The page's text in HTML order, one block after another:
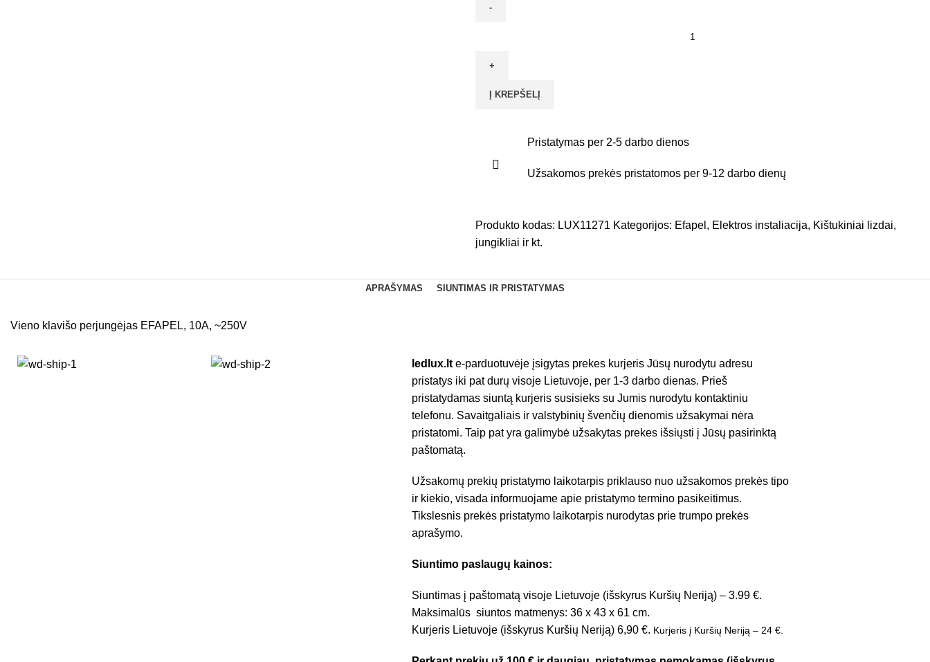
Į KREPŠELĮ
Pristatymas per 2-5 darbo dienos
Užsakomos prekės pristatomos per 9-12 darbo dienų
Produkto kodas: LUX11271 Kategorijos: Efapel , Elektros instaliacija, Kištukiniai lizdai,
jungikliai ir kt.
APRAŠYMAS SIUNTIMAS IR PRISTATYMAS
Vieno klavišo perjungėjas EFAPEL, 10A, ~250V
ledlux.lt e-parduotuvėje įsigytas prekes kurjeris Jūsų nurodytu adresu
pristatys iki pat durų visoje Lietuvoje, per 1-3 darbo dienas. Prieš
pristatydamas siuntą kurjeris susisieks su Jumis nurodytu kontaktiniu
telefonu. Savaitgaliais ir valstybinių švenčių dienomis užsakymai nėra
pristatomi. Taip pat yra galimybė užsakytas prekes išsiųsti į Jūsų pasirinktą
paštomatą.
Užsakomų prekių pristatymo laikotarpis priklauso nuo užsakomos prekės tipo
ir kiekio, visada informuojame apie pristatymo termino pasikeitimus.
Tikslesnis prekės pristatymo laikotarpis nurodytas prie trumpo prekės
aprašymo.
Siuntimo paslaugų kainos:
Siuntimas į paštomatą visoje Lietuvoje (išskyrus Kuršių Neriją) – 3.99 €.
Maksimalūs siuntos matmenys: 36 x 43 x 61 cm.
Kurjeris Lietuvoje (išskyrus Kuršių Neriją) 6,90 €. Kurjeris į Kuršių Neriją – 24 €.